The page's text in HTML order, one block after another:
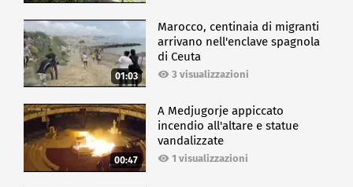
01:03
Marocco, centinaia di migranti
arrivano nell'enclave spagnola
di Ceuta
3 visualizzazioni
00:47
A Medjugorje appiccato
incendio all'altare e statue
vandalizzate
1 visualizzazioni